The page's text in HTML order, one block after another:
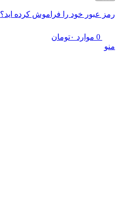
رمز عبور خود را فراموش کرده اید؟
0 موارد ۰تومان
منو